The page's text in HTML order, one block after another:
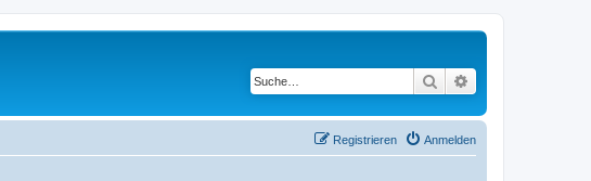
Suche
Anmelden
Registrieren